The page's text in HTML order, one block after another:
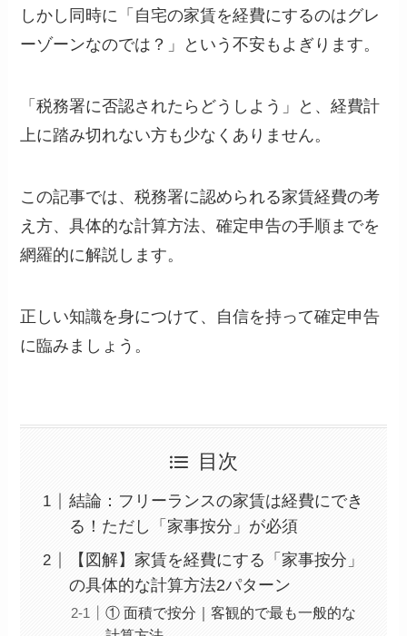
しかし同時に「自宅の家賃を経費にするのはグレ
ーゾーンなのでは？」という不安もよぎります。
「税務署に否認されたらどうしよう」と、経費計
上に踏み切れない方も少なくありません。
この記事では、税務署に認められる家賃経費の考
え方、具体的な計算方法、確定申告の手順までを
網羅的に解説します。
正しい知識を身につけて、自信を持って確定申告
に臨みましょう。
目次
結論：フリーランスの家賃は経費にでき
る！ただし「家事按分」が必須
【図解】家賃を経費にする「家事按分」
の具体的な計算方法2パターン
① 面積で按分｜客観的で最も一般的な